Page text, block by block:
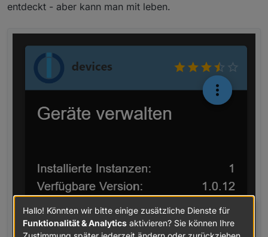
entdeckt - aber kann man mit leben.
Hallo! Könnten wir bitte einige zusätzliche Dienste für
Funktionalität & Analytics aktivieren? Sie können Ihre